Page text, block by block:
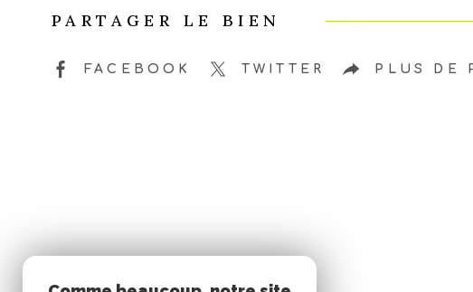
PARTAGER LE BIEN
FACEBOOK TWITTER PLUS DE